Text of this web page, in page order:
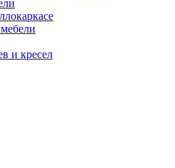
и кресел